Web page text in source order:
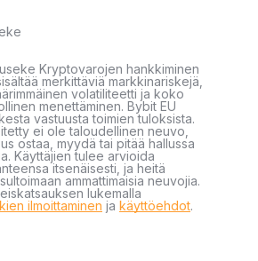
Kryptovarojen hankkiminen
merkittäviä markkinariskejä,
volatiliteetti ja koko
menettäminen. Bybit EU
vastuusta toimien tuloksista.
ei ole taloudellinen neuvo,
ostaa, myydä tai pitää hallussa
Käyttäjien tulee arvioida
itsenäisesti, ja heitä
ammattimaisia neuvojia.
lukemalla
ilmoittaminen ja käyttöehdot.